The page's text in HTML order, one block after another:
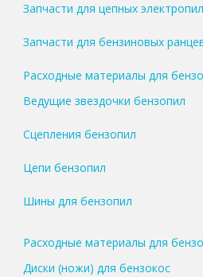
Запчасти для цепных электропил
Запчасти для бензиновых
Расходные материалы для
Ведущие звездочки бензопил
Сцепления бензопил
Цепи бензопил
Шины для бензопил
Расходные материалы для
Диски (ножи) для бензокос